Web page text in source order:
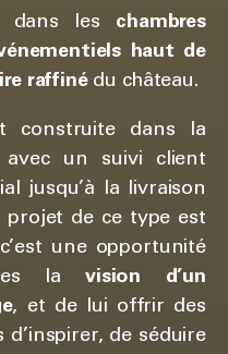
dans les chambres
haut de
raffinédu château.
construite dans la
avec un suivi client
jusqu’à la livraison
projet de ce type est
une opportunité
lavision d’un
, et de lui offrir des
d’inspirer, de séduire